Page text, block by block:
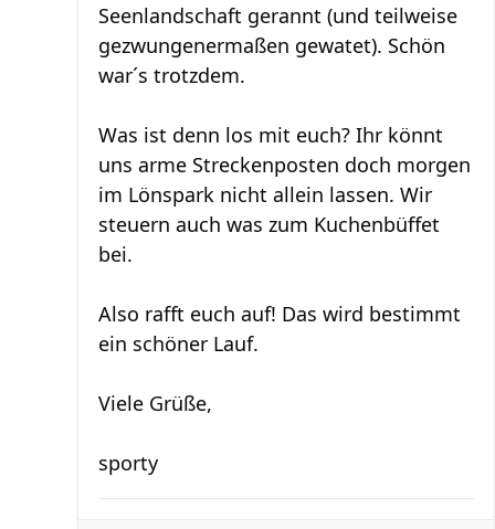
Seenlandschaft gerannt (und teilweise
gezwungenermaßen gewatet). Schön
war´s trotzdem.
Was ist denn los mit euch? Ihr könnt
uns arme Streckenposten doch morgen
im Lönspark nicht allein lassen. Wir
steuern auch was zum Kuchenbüffet
bei.
Also rafft euch auf! Das wird bestimmt
ein schöner Lauf.
Viele Grüße,
sporty